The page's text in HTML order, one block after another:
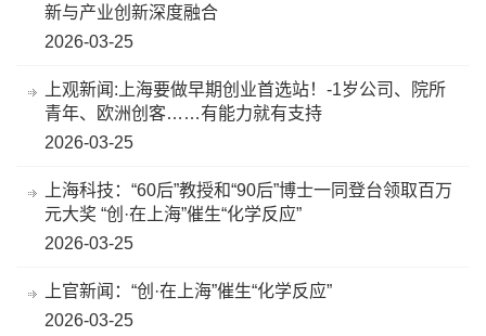
新与产业创新深度融合
2026-03-25
上观新闻:上海要做早期创业首选站！-1岁公司、院所
青年、欧洲创客……有能力就有支持
2026-03-25
上海科技：“60后”教授和“90后”博士一同登台领取百万
元大奖 “创·在上海”催生“化学反应”
2026-03-25
上官新闻：“创·在上海”催生“化学反应”
2026-03-25